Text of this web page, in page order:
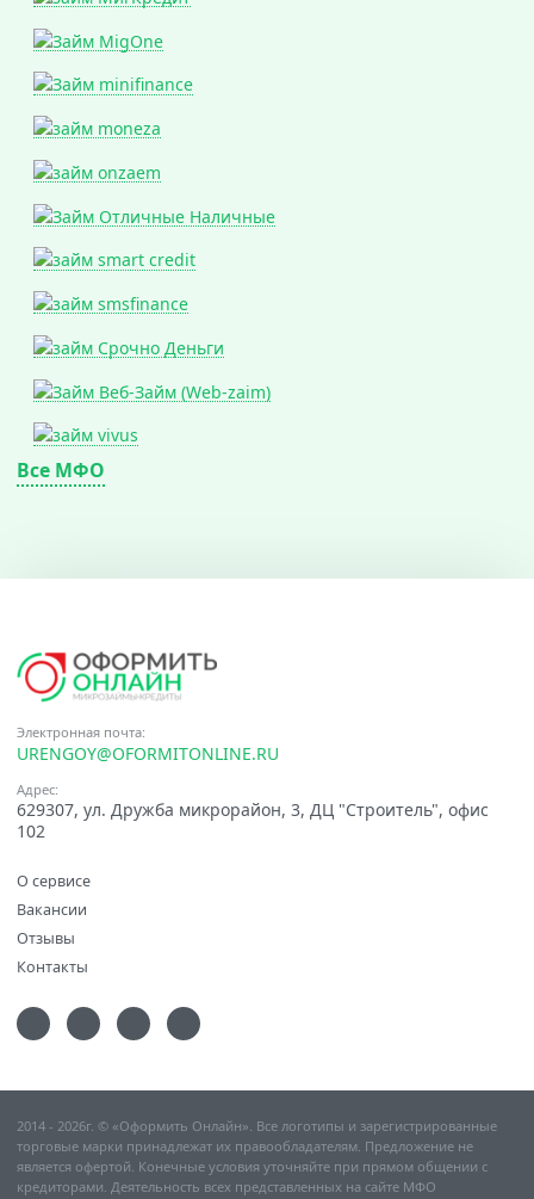
Все МФО
Электронная почта:
URENGOY@OFORMITONLINE.RU
Адрес:
629307, ул. Дружба микрорайон, 3, ДЦ "Строитель", офис
102
О сервисе
Вакансии
Отзывы
Контакты
2014 - 2026г. © «Оформить Онлайн». Все логотипы и зарегистрированные
торговые марки принадлежат их правообладателям. Предложение не
является офертой. Конечные условия уточняйте при прямом общении с
кредиторами. Деятельность всех представленных на сайте МФО